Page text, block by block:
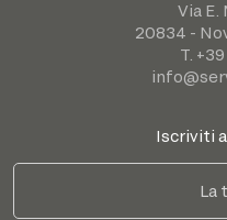
Via E.
20834 -
T.
Iscriviti